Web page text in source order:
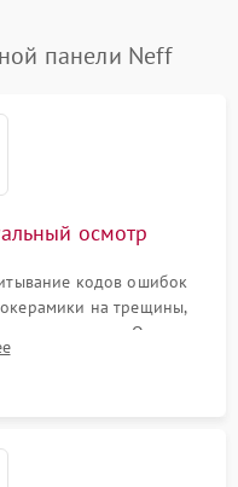
панели Neff
осмотр
кодов ошибок
на трещины,
нагрева. Опрос
не видит посуду,